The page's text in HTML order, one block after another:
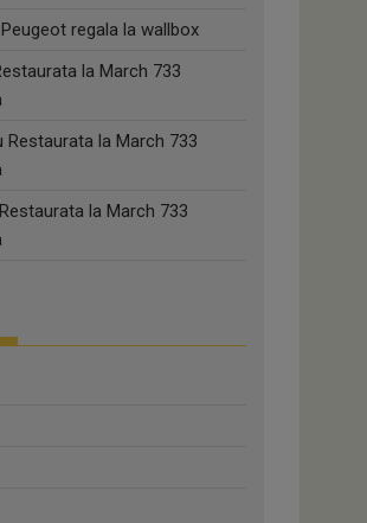
Peugeot regala la wallbox
la March 733
Restaurata la March 733
Restaurata la March 733